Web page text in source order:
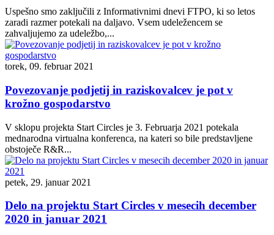
Uspešno smo zaključili z Informativnimi dnevi FTPO, ki so letos
zaradi razmer potekali na daljavo. Vsem udeležencem se
zahvaljujemo za udeležbo,...
torek, 09. februar 2021
Povezovanje podjetij in raziskovalcev je pot v
krožno gospodarstvo
V sklopu projekta Start Circles je 3. Februarja 2021 potekala
mednarodna virtualna konferenca, na kateri so bile predstavljene
obstoječe R&R...
petek, 29. januar 2021
Delo na projektu Start Circles v mesecih december
2020 in januar 2021